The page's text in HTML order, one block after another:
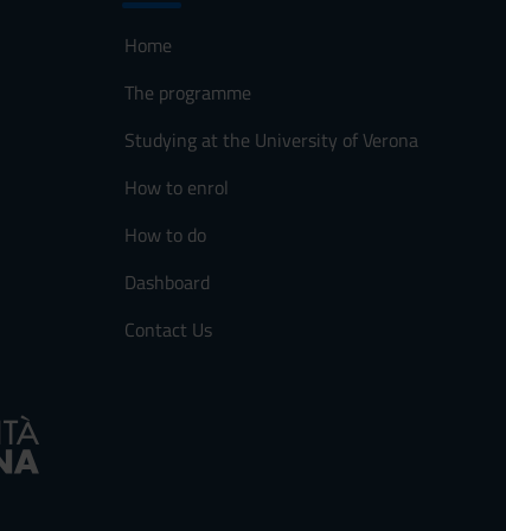
Home
The programme
Studying at the University of Verona
How to enrol
How to do
Dashboard
Contact Us